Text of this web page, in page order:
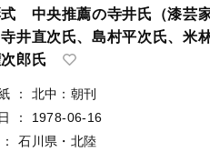
中央推薦の寺井氏（漆芸
井直次氏、島村平次氏、米
郎氏
：
北中：朝刊
：
1978-06-16
： 石川県・北陸